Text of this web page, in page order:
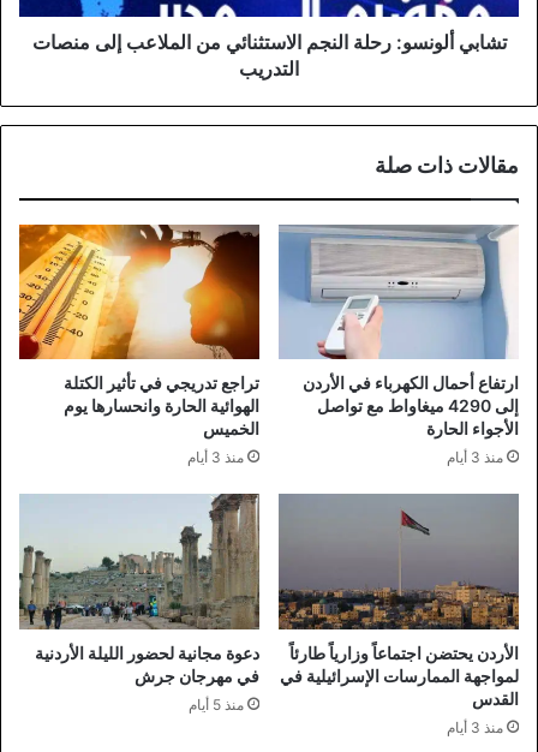
منصات
التدريب
تشابي ألونسو: رحلة النجم الاستثنائي من الملاعب إلى منصات
التدريب
مقالات ذات صلة
ارتفاع أحمال الكهرباء في الأردن
إلى 4290 ميغاواط مع تواصل
الأجواء الحارة
منذ 3 أيام
تراجع تدريجي في تأثير الكتلة
الهوائية الحارة وانحسارها يوم
الخميس
منذ 3 أيام
الأردن يحتضن اجتماعاً وزارياً طارئاً
لمواجهة الممارسات الإسرائيلية في
القدس
منذ 3 أيام
دعوة مجانية لحضور الليلة الأردنية
في مهرجان جرش
منذ 5 أيام